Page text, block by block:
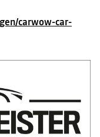
carwow-car-